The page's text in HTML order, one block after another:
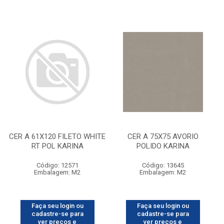
CER A 61X120 FILETO WHITE
RT POL KARINA
Código: 12571
Embalagem: M2
Faça seu login ou
cadastre-se para
ver preços e
CER A 75X75 AVORIO
POLIDO KARINA
Código: 13645
Embalagem: M2
Faça seu login ou
cadastre-se para
ver preços e